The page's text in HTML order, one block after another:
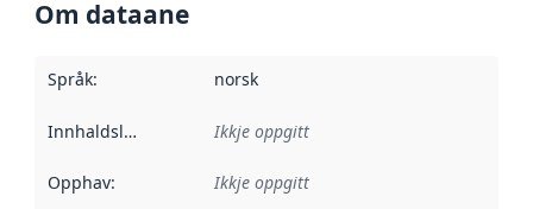
Om dataane
Språk: norsk
Innhaldsleverandørar :
Ikkje oppgitt
Opphav: Ikkje oppgitt